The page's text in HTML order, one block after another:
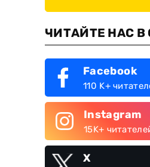
ЧИТАЙТЕ НАС В
Facebook
110 K+
Instagram
15K+
X